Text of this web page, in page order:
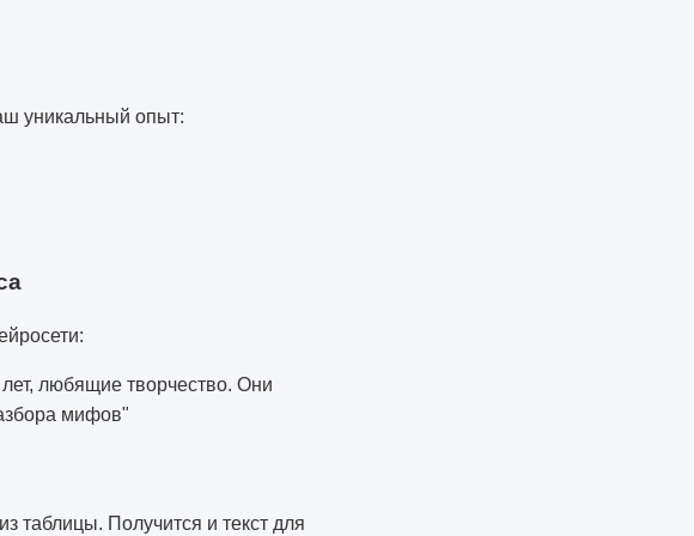
уникальный опыт:
любящие творчество. Они
мифов"
таблицы. Получится и текст для